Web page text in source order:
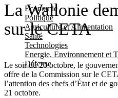
Economie
Politique
Agriculture et Alimentation
Santé
Technologies
Energie, Environnement et
Défense
La Wallonie
sur le CETA
Le soir du 20 octobre, le
offre de la Commission sur le
l’attention des chefs d’État et de
21 octobre.